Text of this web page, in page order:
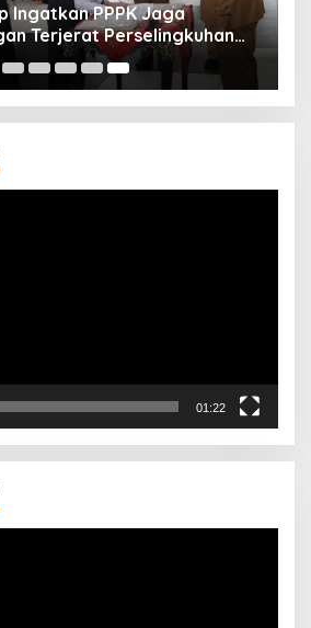
Ingatkan PPPK Jaga
Terjerat Perselingkuhan
01:22